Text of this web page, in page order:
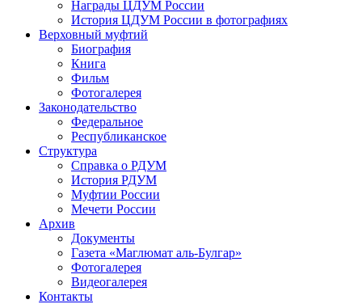
Награды ЦДУМ России
История ЦДУМ России в фотографиях
Верховный муфтий
Биография
Книга
Фильм
Фотогалерея
Законодательство
Федеральное
Республиканское
Структура
Справка о РДУМ
История РДУМ
Муфтии России
Мечети России
Архив
Документы
Газета «Маглюмат аль-Булгар»
Фотогалерея
Видеогалерея
Контакты